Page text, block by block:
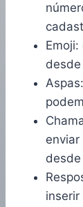
desde